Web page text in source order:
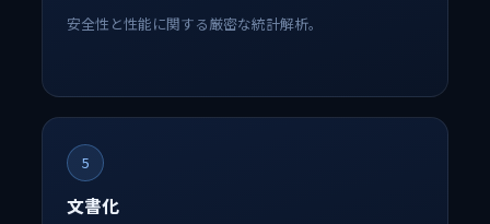
安全性と性能に関する厳密な統計解析。
5
文書化